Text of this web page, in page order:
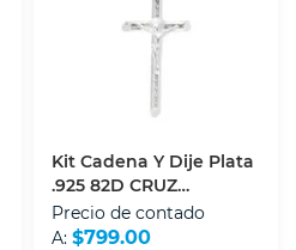
Kit Cadena Y Dije Plata
.925 82D CRUZ
DELGADO CIRCS
Precio de contado
A: $799.00